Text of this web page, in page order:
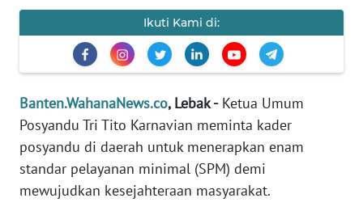
Ikuti Kami di:
Banten.WahanaNews.co, Lebak -Ketua Umum
Posyandu Tri Tito Karnavian meminta kader
posyandu di daerah untuk menerapkan enam
standar pelayanan minimal (SPM) demi
mewujudkan kesejahteraan masyarakat.
SIBER
REDAKSI
KARIR